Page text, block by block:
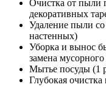
Очистка от пыли
декоративных
Удаление пыли
настенных)
Уборка и вынос
замена мусорного
Мытье посуды (1
Глубокая